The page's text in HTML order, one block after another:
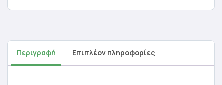
Περιγραφή Επιπλέον πληροφορίες